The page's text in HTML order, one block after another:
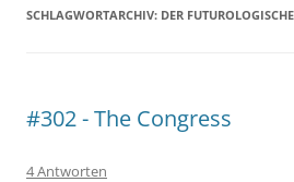
SCHLAGWORTARCHIV: DER
#302 - The Congress
4 Antworten